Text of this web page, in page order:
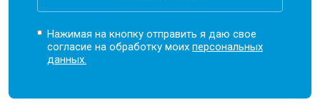
Нажимая на кнопку отправить я даю свое
согласие на обработку моихперсональных
данных.